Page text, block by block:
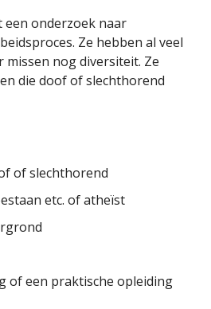
een onderzoek naar
Ze hebben al veel
missen nog diversiteit. Ze
die doof of slechthorend
of slechthorend
etc. of atheïst
of een praktische opleiding